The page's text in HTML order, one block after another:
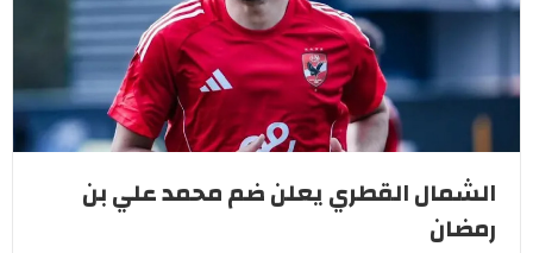
الشمال القطري يعلن ضم محمد علي بن
رمضان